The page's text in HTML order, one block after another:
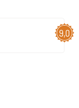
9,0